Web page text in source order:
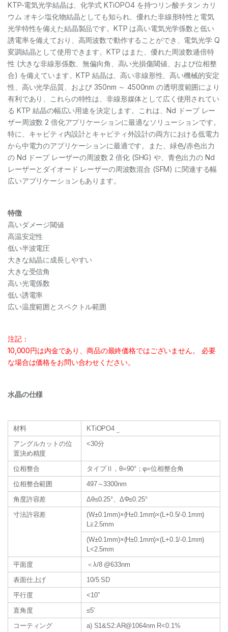
KTP-電気光学結晶は、化学式 KTiOPO4 を持つリン酸チタン カリ
ウム オキシ塩化物結晶としても知られ、優れた非線形特性と電気
光学特性を備えた結晶製品です。KTP は高い電気光学係数と低い
誘電率を備えており、高周波数で動作することができ、電気光学 Q
変調結晶として使用できます。KTP はまた、優れた周波数逓倍特
性 (大きな非線形係数、無偏向角、高い光損傷閾値、および位相整
合) を備えています。KTP 結晶は、高い非線形性、高い機械的安定
性、高い光学品質、および 350nm ～ 4500nm の透明度範囲により
有利であり、これらの特性は、非線形媒体として広く使用されてい
る KTP 結晶の幅広い用途を決定します。これは、Nd ドープ レー
ザー周波数 2 倍化アプリケーションに最適なソリューションです。
特に、キャビティ内設計とキャビティ外設計の両方における低電力
から中電力のアプリケーションに最適です。また、緑色/赤色出力
の Nd ドープ レーザーの周波数 2 倍化 (SHG) や、青色出力の Nd
レーザーとダイオード レーザーの周波数混合 (SFM) に関連する幅
広いアプリケーションもあります。
特徴
高いダメージ閾値
高温安定性
低い半波電圧
大きな結晶に成長しやすい
大きな受信角
高い光電係数
低い誘電率
広い温度範囲とスペクトル範囲
注記：
10,000円は内金であり、商品の最終価格ではございません。 必要
な場合は価格をお問い合わせください。
水晶の仕様
材料 KTiOPO4
アングルカットの位
置決め精度
<30分
位相整合
タイプⅡ，θ=90°；φ=位相整合角
位相整合範囲
497～3300nm
角度許容差
Δθ≤0.25°、ΔΦ≤0.25°
寸法許容差
(W±0.1mm)×(H±0.1mm)×(L+0.5/-0.1mm)
L≧2.5mm
(W±0.1mm)×(H±0.1mm)×(L+0.1/-0.1mm)
L<2.5mm
平面度
＜λ/8 @633nm
表面仕上げ
10/5 SD
平行度
<10”
直角度
≤5′
コーティング
a) S1&S2:AR@1064nm R<0.1%